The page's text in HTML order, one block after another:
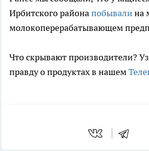
Ирбитского районапобывалина
молокоперерабатывающем
Что скрывают производители?
правду о продуктах в нашем